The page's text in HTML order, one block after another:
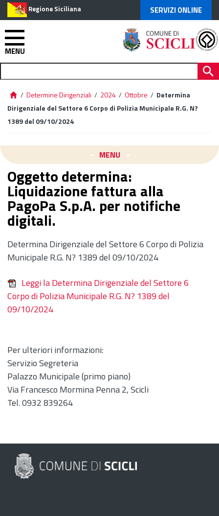
Regione Siciliana SERVIZI ONLINE
MENU
/ Determine Dirigenziali / 2024 / Ottobre / Determina
Dirigenziale del Settore 6 Corpo di Polizia Municipale R.G. N?
1389 del 09/10/2024
MENU
Oggetto determina:
Liquidazione fattura alla
PagoPa S.p.A. per notifiche
digitali.
Determina Dirigenziale del Settore 6 Corpo di Polizia
Municipale R.G. N? 1389 del 09/10/2024
Leggi la Determina Dirigenziale del Settore 6
Corpo di Polizia Municipale R.G. N? 1389 del
09/10/2024
Per ulteriori informazioni:
Servizio Segreteria
Palazzo Municipale (primo piano)
Via Francesco Mormina Penna 2, Scicli
Tel. 0932 839264